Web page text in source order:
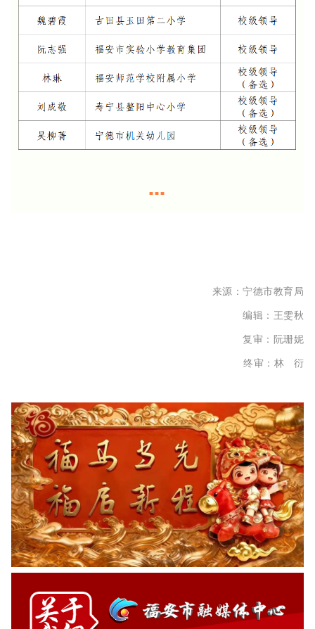
■■■
来源：宁德市教育局
编辑：王雯秋
复审：阮珊妮
终审：林 衍